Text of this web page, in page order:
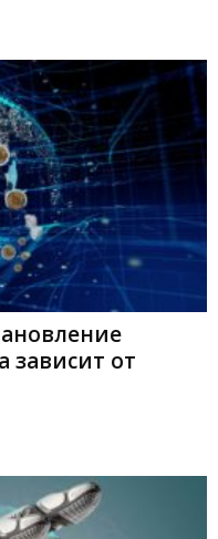
зависит от